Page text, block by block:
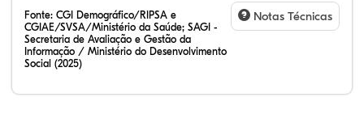
Fonte: CGI Demográfico/RIPSA e
CGIAE/SVSA/Ministério da Saúde; SAGI -
Secretaria de Avaliação e Gestão da
Informação / Ministério do Desenvolvimento
Social (2025)
Notas Técnicas